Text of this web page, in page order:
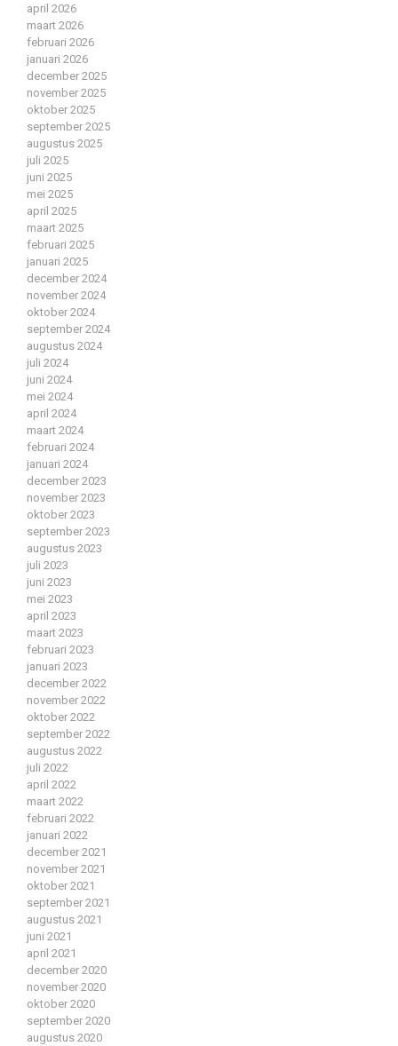
april 2026
maart 2026
februari 2026
januari 2026
december 2025
november 2025
oktober 2025
september 2025
augustus 2025
juli 2025
juni 2025
mei 2025
april 2025
maart 2025
februari 2025
januari 2025
december 2024
november 2024
oktober 2024
september 2024
augustus 2024
juli 2024
juni 2024
mei 2024
april 2024
maart 2024
februari 2024
januari 2024
december 2023
november 2023
oktober 2023
september 2023
augustus 2023
juli 2023
juni 2023
mei 2023
april 2023
maart 2023
februari 2023
januari 2023
december 2022
november 2022
oktober 2022
september 2022
augustus 2022
juli 2022
april 2022
maart 2022
februari 2022
januari 2022
december 2021
november 2021
oktober 2021
september 2021
augustus 2021
juni 2021
april 2021
december 2020
november 2020
oktober 2020
september 2020
augustus 2020